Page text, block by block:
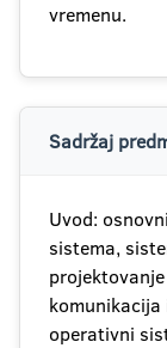
vremenu.
Sadržaj
Uvod:
sistema,
operativni